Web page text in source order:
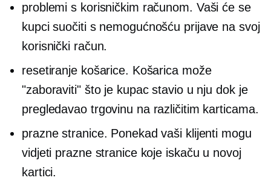
problemi s korisničkim računom. Vaši će se
kupci suočiti s nemogućnošću prijave na svoj
korisnički račun.
resetiranje košarice. Košarica može
"zaboraviti" što je kupac stavio u nju dok je
pregledavao trgovinu na različitim karticama.
prazne stranice. Ponekad vaši klijenti mogu
vidjeti prazne stranice koje iskaču u novoj
kartici.